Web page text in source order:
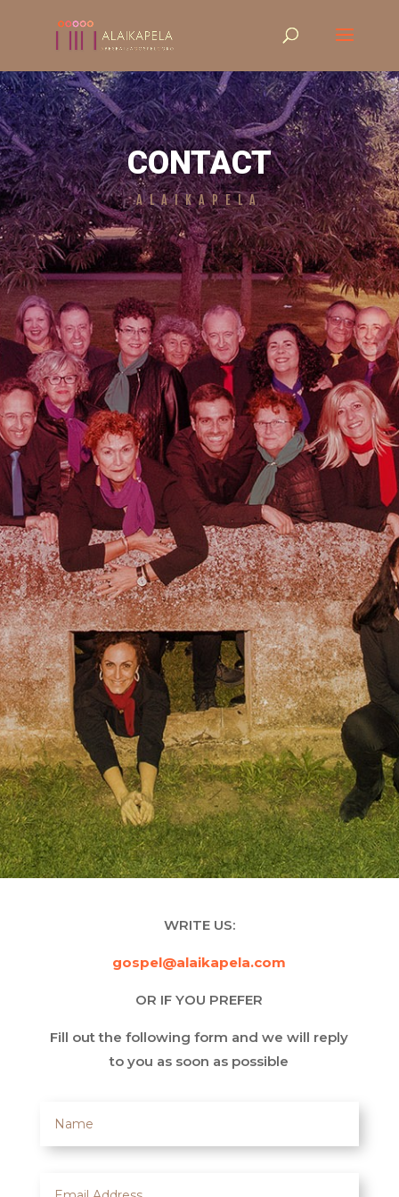
CONTACT
ALAIKAPELA
WRITE US:
gospel@alaikapela.com
OR IF YOU PREFER
Fill out the following form and we will reply
to you as soon as possible